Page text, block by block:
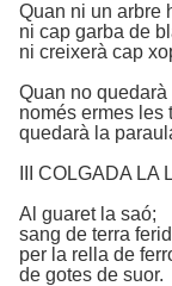
Quan ni un arbre
ni cap garba de
ni creixerà cap
Quan no quedarà
només ermes les
quedarà la
III COLGADA LA
Al guaret la saó;
sang de terra
per la rella de
de gotes de suor.